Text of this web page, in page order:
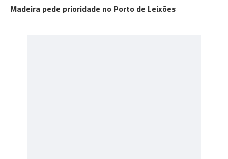
Madeira pede prioridade no Porto de Leixões